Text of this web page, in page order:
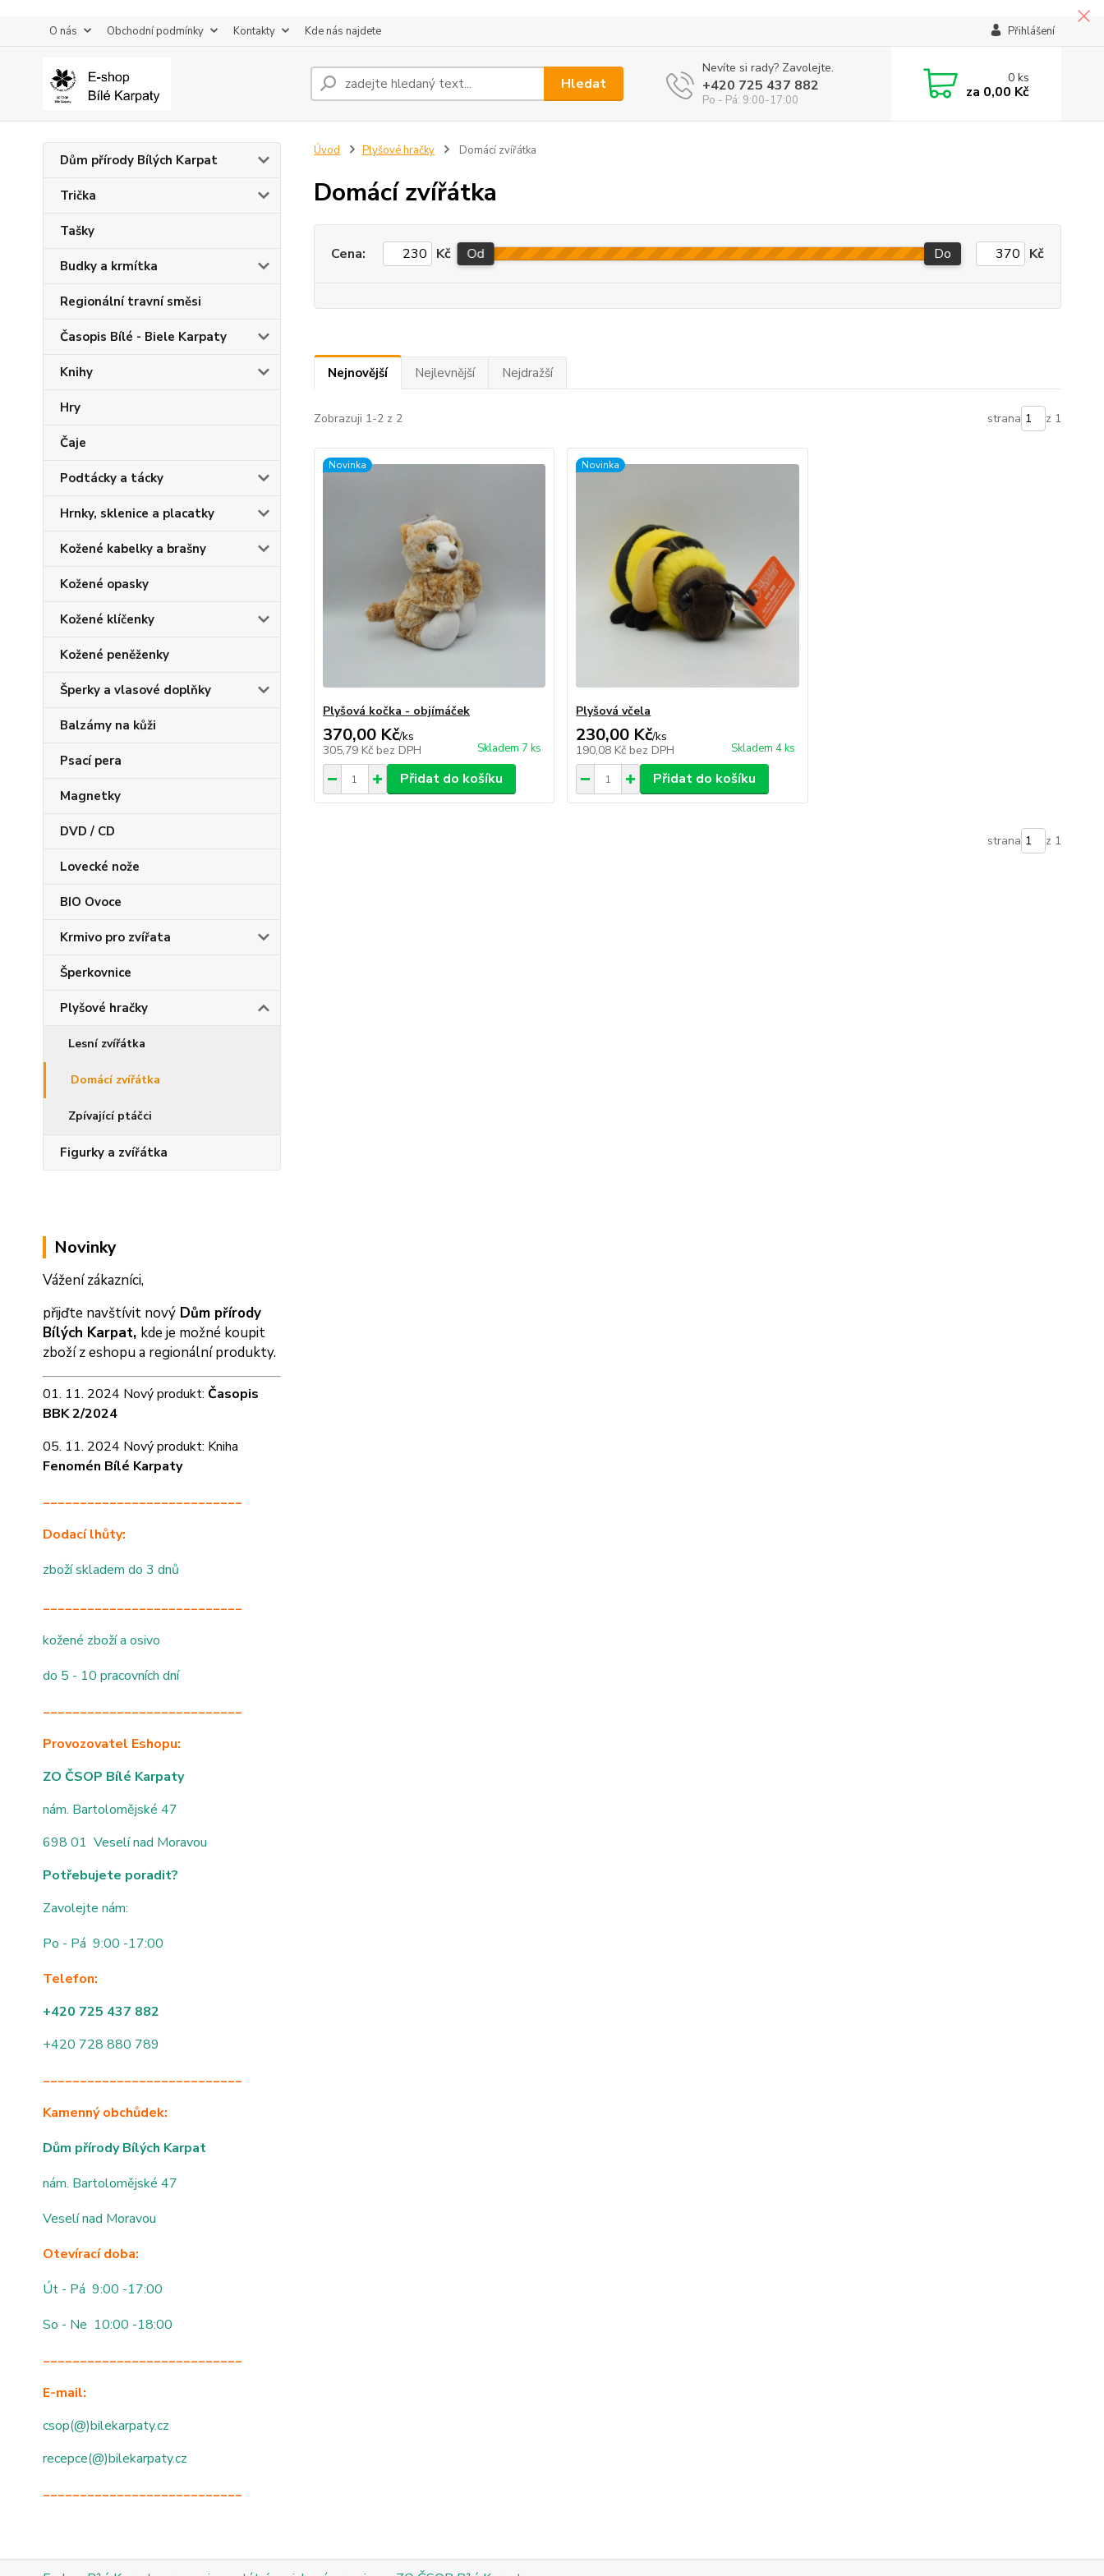
O nás Obchodní podmínky Kontakty Kde nás najdete Přihlášení
Hledat
Nevíte si rady? Zavolejte.
+420 725 437 882
Po - Pá: 9:00-17:00
0ks
za 0,00 Kč
Dům přírody Bílých Karpat
Trička
Tašky
Budky a krmítka
Regionální travní směsi
Časopis Bílé - Biele Karpaty
Knihy
Hry
Čaje
Podtácky a tácky
Hrnky, sklenice a placatky
Kožené kabelky a brašny
Kožené opasky
Kožené klíčenky
Kožené peněženky
Šperky a vlasové doplňky
Balzámy na kůži
Psací pera
Magnetky
DVD / CD
Lovecké nože
BIO Ovoce
Krmivo pro zvířata
Šperkovnice
Plyšové hračky
Lesní zvířátka
Domácí zvířátka
Zpívající ptáčci
Figurky a zvířátka
Novinky
Vážení zákazníci,
přijďte navštívit nový Dům přírody
Bílých Karpat, kde je možné koupit
zboží z eshopu a regionální produkty.
01. 11. 2024 Nový produkt: Časopis
BBK 2/2024
05. 11. 2024 Nový produkt: Kniha
Fenomén Bílé Karpaty
___________________________
Dodací lhůty:
zboží skladem do 3 dnů
___________________________
kožené zboží a osivo
do 5 - 10 pracovních dní
___________________________
Provozovatel Eshopu:
ZO ČSOP Bílé Karpaty
nám. Bartolomějské 47
698 01 Veselí nad Moravou
Potřebujete poradit?
Zavolejte nám:
Po - Pá 9:00 -17:00
Telefon:
+420 725 437 882
+420 728 880 789
___________________________
Kamenný obchůdek:
Dům přírody Bílých Karpat
nám. Bartolomějské 47
Veselí nad Moravou
Otevírací doba:
Út - Pá 9:00 -17:00
So - Ne 10:00 -18:00
___________________________
E-mail:
csop(@)bilekarpaty.cz
recepce(@)bilekarpaty.cz
___________________________
Úvod Plyšové hračky Domácí zvířátka
Domácí zvířátka
Cena: Kč Od Do Kč
Nejnovější Nejlevnější Nejdražší
Zobrazuji 1-2 z 2 strana z 1
Novinka
Plyšová kočka - objímáček
370,00 Kč/ks
305,79 Kč bez DPH Skladem 7 ks
Přidat do košíku
Novinka
Plyšová včela
230,00 Kč/ks
190,08 Kč bez DPH Skladem 4 ks
Přidat do košíku
strana z 1